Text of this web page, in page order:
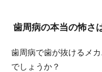
歯周病の本当の怖さ
歯周病で歯が抜けるメ
でしょうか？